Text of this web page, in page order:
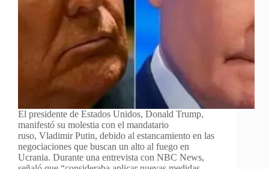
El presidente de Estados Unidos, Donald Trump,
manifestó su molestia con el mandatario
ruso, Vladimir Putin, debido al estancamiento en las
negociaciones que buscan un alto al fuego en
Ucrania. Durante una entrevista con NBC News,